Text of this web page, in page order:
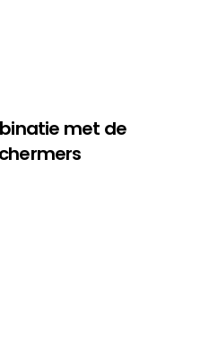
met de